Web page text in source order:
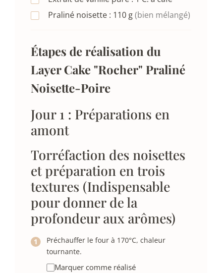
Praliné noisette : 110 g(bien mélangé)
Étapes de réalisation du
Layer Cake "Rocher" Praliné
Noisette-Poire
Jour 1 : Préparations en
amont
Torréfaction des noisettes
et préparation en trois
textures (Indispensable
pour donner de la
profondeur aux arômes)
Préchauffer le four à 170°C, chaleur
tournante.
Marquer comme réalisé